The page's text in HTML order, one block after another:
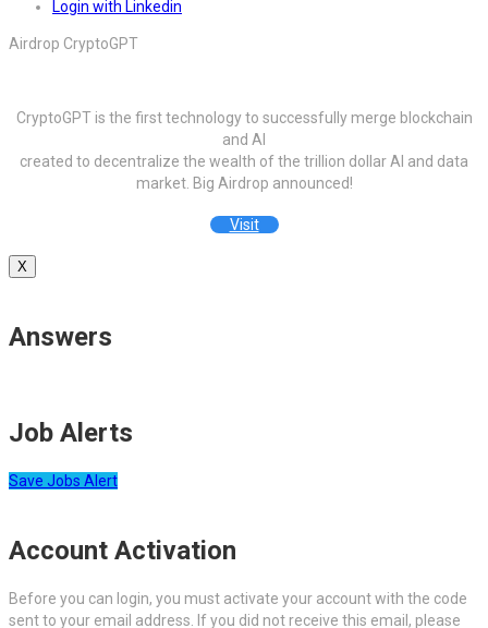
Login with Linkedin
Airdrop CryptoGPT
CryptoGPT is the first technology to successfully merge blockchain
and AI
created to decentralize the wealth of the trillion dollar AI and data
market. Big Airdrop announced!
Visit
X
Answers
Job Alerts
Save Jobs Alert
Account Activation
Before you can login, you must activate your account with the code
sent to your email address. If you did not receive this email, please